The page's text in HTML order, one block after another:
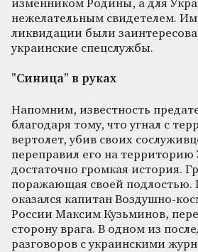
изменником Родины, а для
нежелательным свидетелем.
ликвидации были
украинские спецслужбы.
"Синица" в руках
Напомним, известность
благодаря тому, что угнал с
вертолет, убив своих
переправил его на
достаточно громкая история.
поражающая своей подлостью.
оказался капитан Воздушно-
России Максим Кузьминов,
сторону врага. В одном из
разговоров с украинскими